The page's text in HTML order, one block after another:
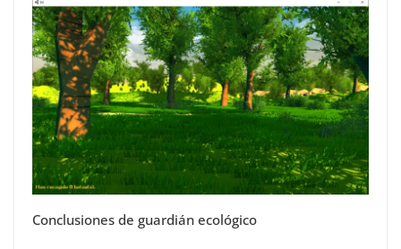
Conclusiones de guardián ecológico